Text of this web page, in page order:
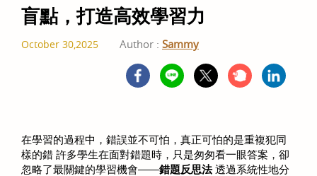
盲點，打造高效學習力
October 30,2025 Author : Sammy
在學習的過程中，錯誤並不可怕，真正可怕的是重複犯同
樣的錯 許多學生在面對錯題時，只是匆匆看一眼答案，卻
忽略了最關鍵的學習機會——錯題反思法 透過系統性地分